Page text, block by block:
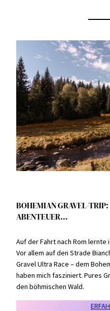
BOHEMIAN GRAVEL-
ABENTEUER…
Auf der Fahrt nach Rom
Vor allem auf den Strade
Gravel Ultra Race – dem
haben mich fasziniert. Pures
den böhmischen Wald.